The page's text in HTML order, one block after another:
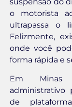
suspensão do
o motorista
ultrapassa o
Felizmente,
onde você
forma rápida e
Em Minas
administrativo
de